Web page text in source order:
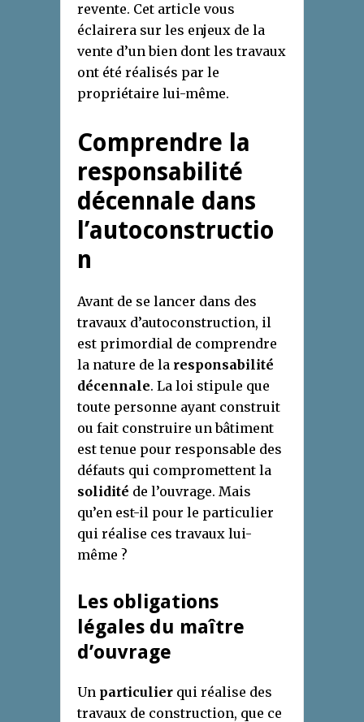
revente. Cet article vous
éclairera sur les enjeux de la
vente d’un bien dont les travaux
ont été réalisés par le
propriétaire lui-même.
Comprendre la
responsabilité
décennale dans
l’autoconstructio
n
Avant de se lancer dans des
travaux d’autoconstruction, il
est primordial de comprendre
la nature de la responsabilité
décennale. La loi stipule que
toute personne ayant construit
ou fait construire un bâtiment
est tenue pour responsable des
défauts qui compromettent la
solidité de l’ouvrage. Mais
qu’en est-il pour le particulier
qui réalise ces travaux lui-
même ?
Les obligations
légales du maître
d’ouvrage
Un particulier qui réalise des
travaux de construction, que ce